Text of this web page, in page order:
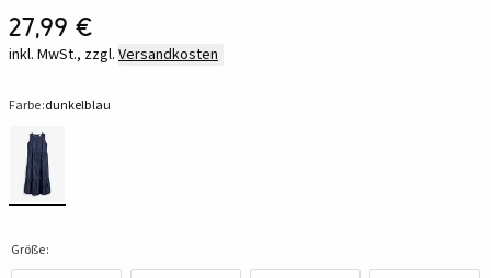
27,99 €
inkl. MwSt., zzgl. Versandkosten
Farbe:dunkelblau
Größe: